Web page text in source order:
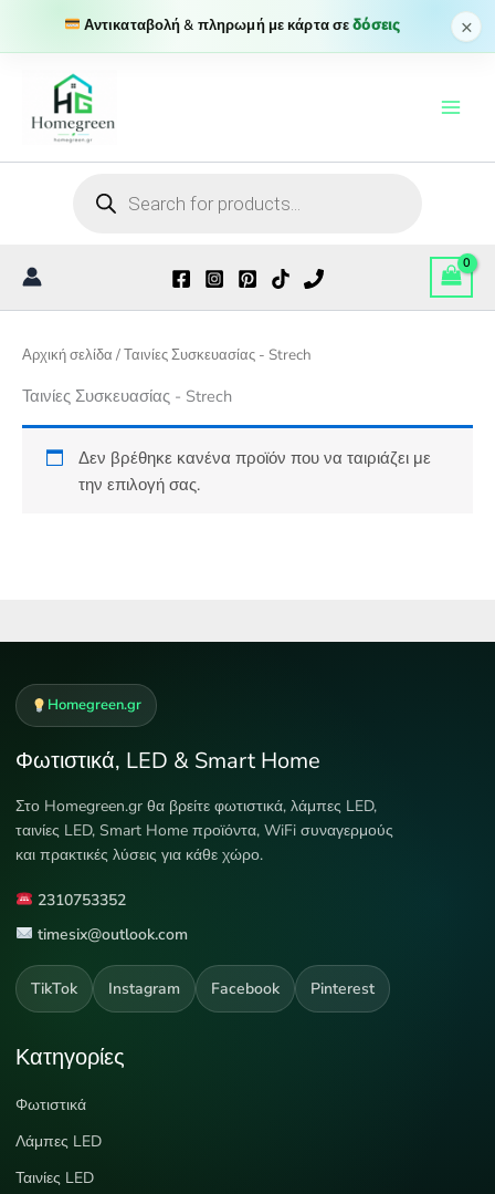
Αντικαταβολή & πληρωμή με κάρτα σεδόσεις ×
περιεχόμενο
search
Αρχική σελίδα / Ταινίες Συσκευασίας - Strech
Ταινίες Συσκευασίας - Strech
Δεν βρέθηκε κανένα προϊόν που να ταιριάζει με
την επιλογή σας.
Homegreen.gr
Φωτιστικά, LED & Smart Home
Στο Homegreen.gr θα βρείτε φωτιστικά, λάμπες LED,
ταινίες LED, Smart Home προϊόντα, WiFi συναγερμούς
και πρακτικές λύσεις για κάθε χώρο.
2310753352
timesix@outlook.com
TikTok Instagram Facebook Pinterest
Κατηγορίες
Φωτιστικά
Λάμπες LED
Ταινίες LED